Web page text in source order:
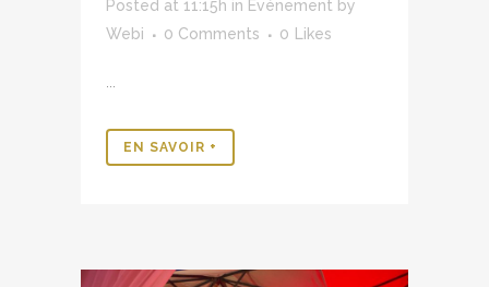
Posted at 11:15h in Evénement by
Webi
0 Comments 0 Likes
...
EN SAVOIR +